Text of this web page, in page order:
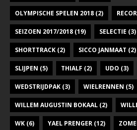
OLYMPISCHE SPELEN 2018 (2)
SEIZOEN 2017/2018 (19) SELECTIE (3)
SHORTTRACK (2) SICCO JANMAAT (2)
SLIJPEN (5) THIALF (2) UDO (3)
WEDSTRIJDPAK (3) WIELRENNEN (5)
WILLEM AUGUSTIN BOKAAL (2)
WK (6) YAEL PRENGER (12)